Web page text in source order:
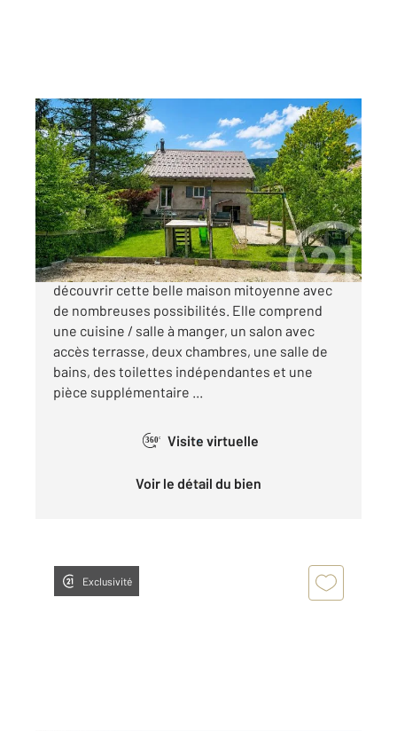
BOIS D AMONT 39
357 m2, 8 pièces
Ref : 10786
Maison à vendre
490 000 €
Bois d'Amont : Idéalement située, venez
découvrir cette belle maison mitoyenne avec
de nombreuses possibilités. Elle comprend
une cuisine / salle à manger, un salon avec
accès terrasse, deux chambres, une salle de
bains, des toilettes indépendantes et une
pièce supplémentaire ...
360° Visite virtuelle
Voir le détail du bien
Exclusivité